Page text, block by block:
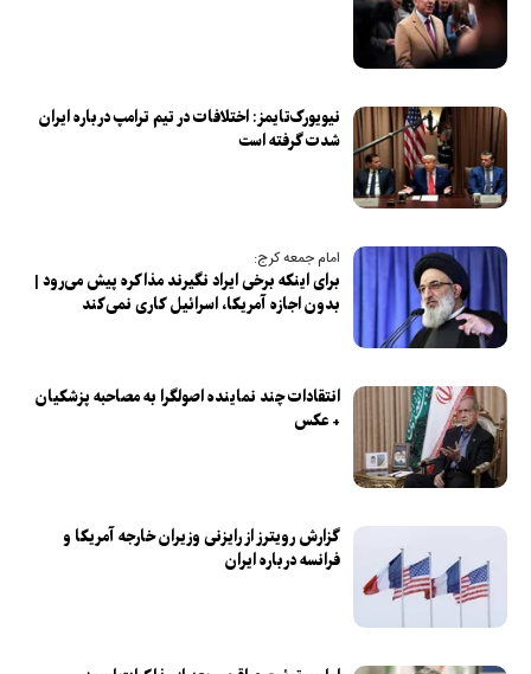
نیویورک‌تایمز: اختلافات در تیم ترامپ درباره ایران
شدت گرفته است
امام جمعه کرج:
برای اینکه برخی ایراد نگیرند مذاکره پیش می‌رود |
بدون اجازه آمریکا، اسرائیل کاری نمی‌کند
انتقادات چند نماینده اصولگرا به مصاحبه پزشکیان
+ عکس
گزارش رویترز از رایزنی وزیران خارجه آمریکا و
فرانسه درباره ایران